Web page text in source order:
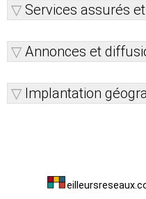
Services assurés
Annonces et
Implantation